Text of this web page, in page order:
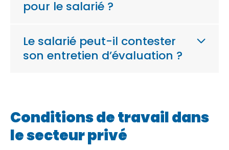
pour le salarié ?
Le salarié peut-il contester
son entretien d’évaluation ?
Conditions de travail dans
le secteur privé